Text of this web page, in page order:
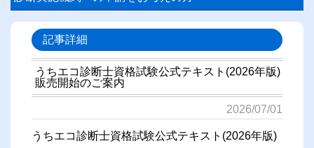
記事詳細
うちエコ診断士資格試験公式テキスト(2026年版)
販売開始のご案内
2026/07/01
うちエコ診断士資格試験公式テキスト(2026年版)